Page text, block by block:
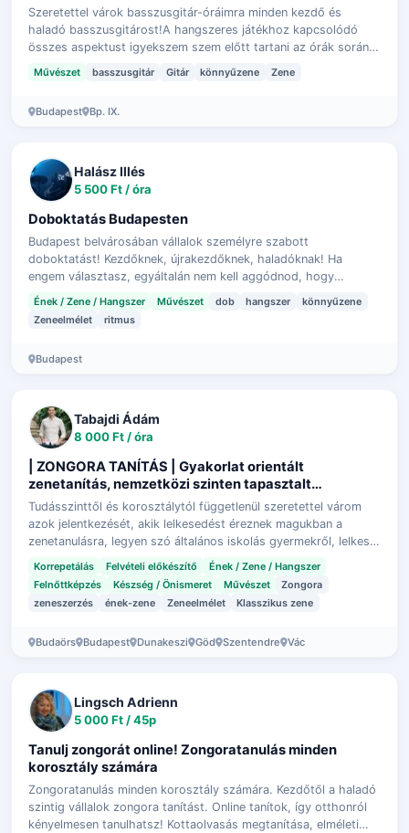
Szeretettel várok basszusgitár-óráimra minden kezdő és
haladó basszusgitárost!A hangszeres játékhoz kapcsolódó
összes aspektust igyekszem szem előtt tartani az órák során,
Művészet basszusgitár Gitár könnyűzene Zene
Budapest Bp. IX.
Halász Illés
5 500 Ft / óra
Doboktatás Budapesten
Budapest belvárosában vállalok személyre szabott
doboktatást! Kezdőknek, újrakezdőknek, haladóknak! Ha
engem választasz, egyáltalán nem kell aggódnod, hogy
megfelelő technikai alapokat fogsz-e kapni,…
Ének / Zene / Hangszer Művészet dob hangszer
könnyűzene
Zeneelmélet
ritmus
Budapest
Tabajdi Ádám
8 000 Ft / óra
| ZONGORA TANÍTÁS | Gyakorlat orientált
zenetanítás, nemzetközi szinten tapasztalt
koncertező művésztől
Tudásszinttől és korosztálytól függetlenül szeretettel várom
azok jelentkezését, akik lelkesedést éreznek magukban a
zenetanulásra, legyen szó általános iskolás gyermekről, lelkes
újrakezdőről, vagy …
Korrepetálás Felvételi előkészítő
Ének / Zene / Hangszer
Felnőttképzés
Készség / Önismeret Művészet
Zongora
zeneszerzés
ének-zene Zeneelmélet Klasszikus zene
Budaörs Budapest Dunakeszi Göd Szentendre Vác
Lingsch Adrienn
5 000 Ft / 45p
Tanulj zongorát online! Zongoratanulás minden
korosztály számára
Zongoratanulás minden korosztály számára. Kezdőtől a haladó
szintig vállalok zongora tanítást. Online tanítok, így otthonról
kényelmesen tanulhatsz! Kottaolvasás megtanítása, elméleti